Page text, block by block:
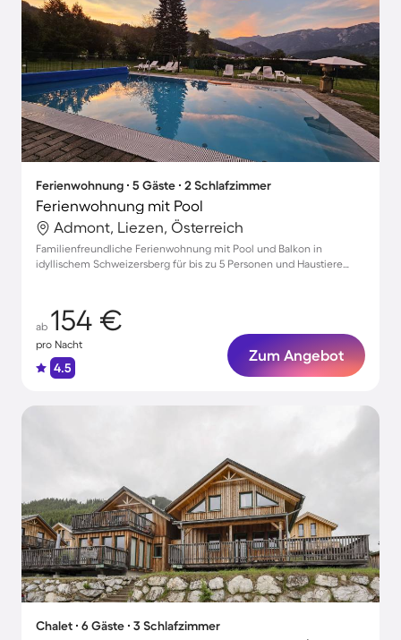
Ferienwohnung ∙ 5 Gäste ∙ 2 Schlafzimmer
Ferienwohnung mit Pool
Admont, Liezen, Österreich
Familienfreundliche Ferienwohnung mit Pool und Balkon in
idyllischem Schweizersberg für bis zu 5 Personen und Haustiere
ab 154 €
pro Nacht
4.5
Zum Angebot
Chalet ∙ 6 Gäste ∙ 3 Schlafzimmer